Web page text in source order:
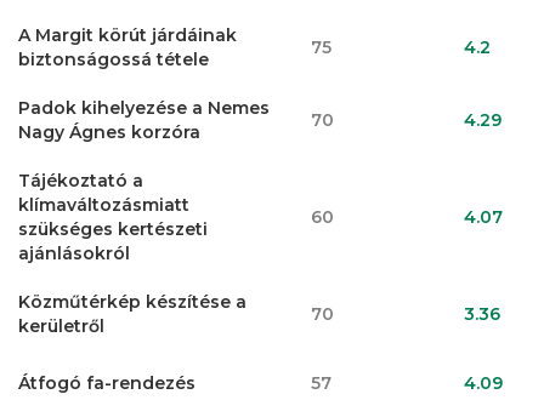
A Margit körút járdáinak
biztonságossá tétele
75 4.2
Padok kihelyezése a Nemes
Nagy Ágnes korzóra
70 4.29
Tájékoztató a
klímaváltozásmiatt
szükséges kertészeti
ajánlásokról
60 4.07
Közműtérkép készítése a
kerületről
70 3.36
Átfogó fa-rendezés 57 4.09